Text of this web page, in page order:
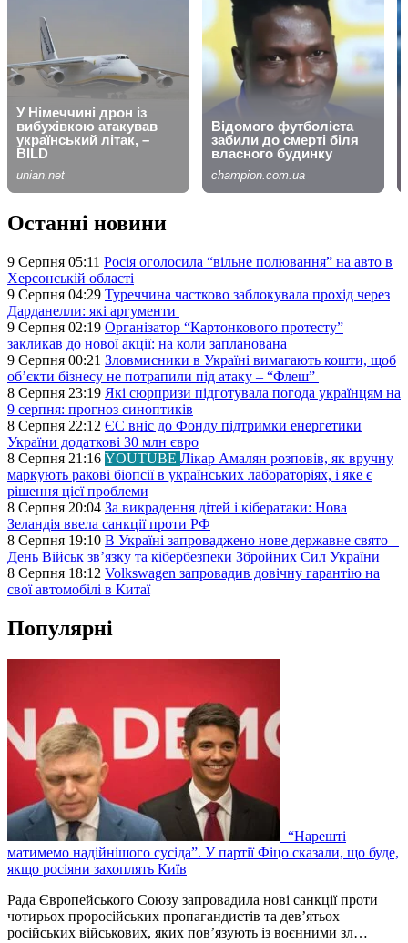
Останні новини
9 Серпня 05:11 Росія оголосила “вільне полювання” на авто в
Херсонській області
9 Серпня 04:29 Туреччина частково заблокувала прохід через
Дарданелли: які аргументи
9 Серпня 02:19 Організатор “Картонкового протесту”
закликав до нової акції: на коли запланована
9 Серпня 00:21 Зловмисники в Україні вимагають кошти, щоб
об’єкти бізнесу не потрапили під атаку – “Флеш”
8 Серпня 23:19 Які сюрпризи підготувала погода українцям на
9 серпня: прогноз синоптиків
8 Серпня 22:12 ЄС вніс до Фонду підтримки енергетики
України додаткові 30 млн євро
8 Серпня 21:16 YOUTUBE Лікар Амалян розповів, як вручну
маркують ракові біопсії в українських лабораторіях, і яке є
рішення цієї проблеми
8 Серпня 20:04 За викрадення дітей і кібератаки: Нова
Зеландія ввела санкції проти РФ
8 Серпня 19:10 В Україні запроваджено нове державне свято –
День Військ звʼязку та кібербезпеки Збройних Сил України
8 Серпня 18:12 Volkswagen запровадив довічну гарантію на
свої автомобілі в Китаї
Популярні
“Нарешті
матимемо надійнішого сусіда”. У партії Фіцо сказали, що буде,
якщо росіяни захоплять Київ
Рада Європейського Союзу запровадила нові санкції проти
чотирьох проросійських пропагандистів та дев’ятьох
російських військових, яких пов’язують із воєнними зл…